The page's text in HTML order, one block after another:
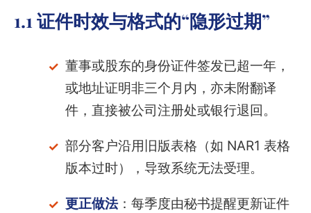
1.1 证件时效与格式的“隐形过期”
董事或股东的身份证件签发已超一年，
或地址证明非三个月内，亦未附翻译
件，直接被公司注册处或银行退回。
部分客户沿用旧版表格（如 NAR1 表格
版本过时），导致系统无法受理。
更正做法：每季度由秘书提醒更新证件